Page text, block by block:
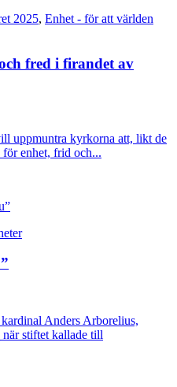
2025, Enhet - för att världen
fred i firandet av
uppmuntra kyrkorna att, likt de
enhet, frid och...
Anders Arborelius,
stiftet kallade till